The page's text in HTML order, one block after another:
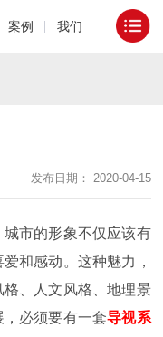
案例 我们
发布日期： 2020-04-15
市的形象不仅应该有
和感动。这种魅力，
、人文风格、地理景
必须要有一套导视系